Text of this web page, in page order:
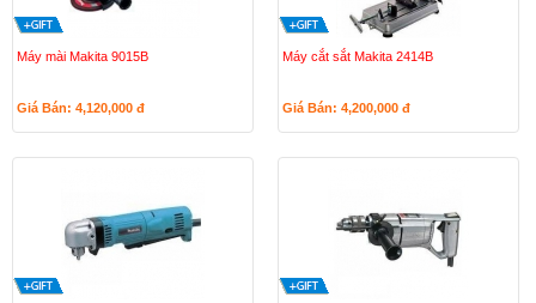
Máy mài Makita 9015B
Giá Bán: 4,120,000 đ
Máy cắt sắt Makita 2414B
Giá Bán: 4,200,000 đ